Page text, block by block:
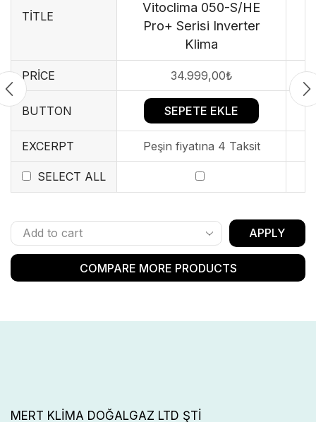
TITLE
Vitoclima 050-S/HE
Pro+ Serisi Inverter
Klima
PRICE 34.999,00₺
BUTTON SEPETE EKLE
EXCERPT Peşin fiyatına 4 Taksit
SELECT ALL
APPLY
COMPARE MORE PRODUCTS
MERT KLİMA DOĞALGAZ LTD ŞTİ